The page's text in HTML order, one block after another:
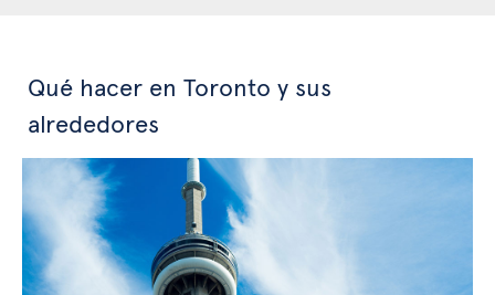
Qué hacer en Toronto y sus
alrededores